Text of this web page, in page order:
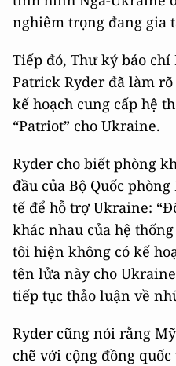
nghiêm trọng đang gia
Tiếp đó, Thư ký báo chí
Patrick Ryder đã làm
kế hoạch cung cấp hệ
“Patriot” cho Ukraine.
Ryder cho biết phòng
đầu của Bộ Quốc
tế để hỗ trợ Ukraine:
khác nhau của hệ
tôi hiện không có kế
tên lửa này cho
tiếp tục thảo luận về
Ryder cũng nói rằng
chẽ với cộng đồng